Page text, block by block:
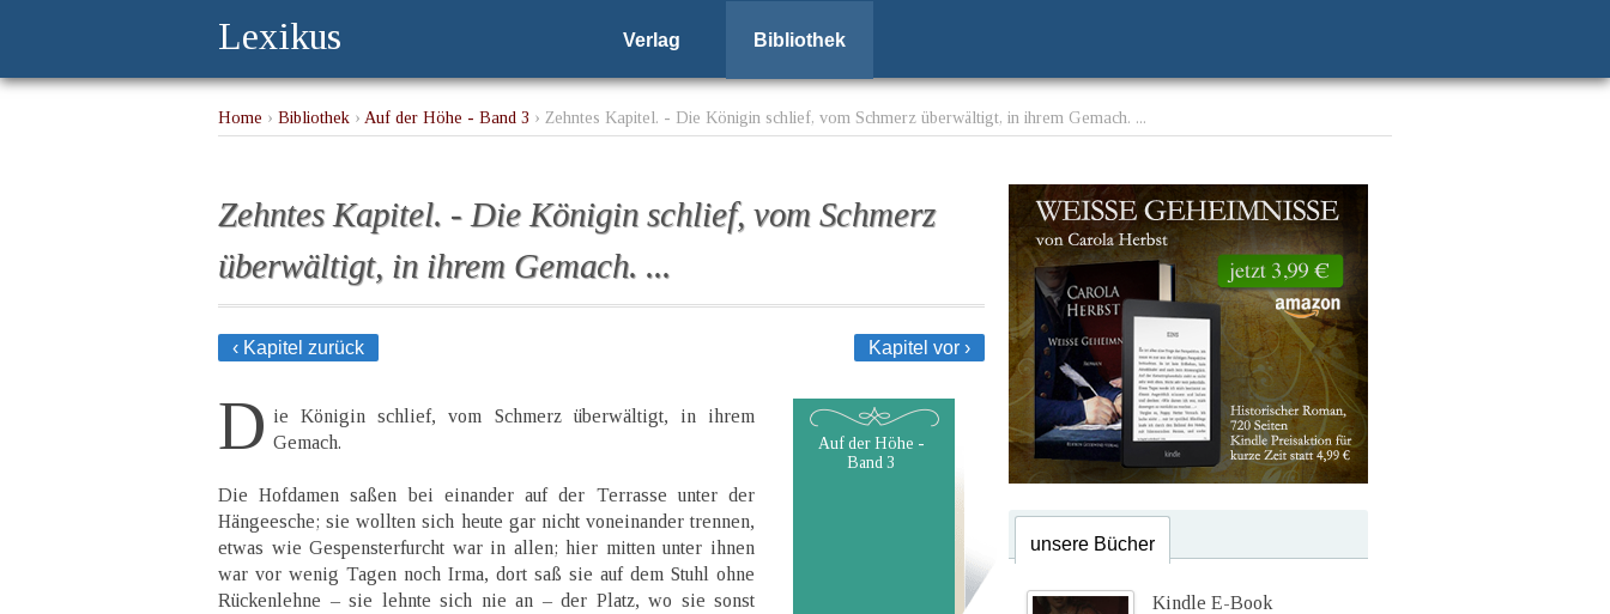
Lexikus Verlag Bibliothek
Home › Bibliothek › Auf der Höhe - Band 3 › Zehntes Kapitel. - Die Königin schlief, vom Schmerz überwältigt, in ihrem Gemach. ...
Zehntes Kapitel. - Die Königin schlief, vom Schmerz
überwältigt, in ihrem Gemach. ...
‹ Kapitel zurück Kapitel vor ›
D ie Königin schlief, vom Schmerz überwältigt, in ihrem
Gemach.
Die Hofdamen saßen bei einander auf der Terrasse unter der
Hängeesche; sie wollten sich heute gar nicht voneinander trennen,
etwas wie Gespensterfurcht war in allen; hier mitten unter ihnen
war vor wenig Tagen noch Irma, dort saß sie auf dem Stuhl ohne
Rückenlehne – sie lehnte sich nie an – der Platz, wo sie sonst
Auf der Höhe -
Band 3
unsere Bücher
Kindle E-Book